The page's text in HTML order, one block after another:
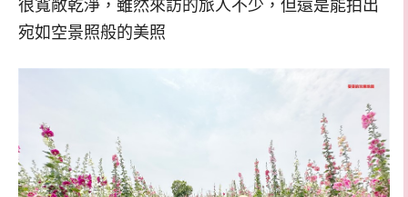
很寬敞乾淨，雖然來訪的旅人不少，但還是能拍出
宛如空景照般的美照